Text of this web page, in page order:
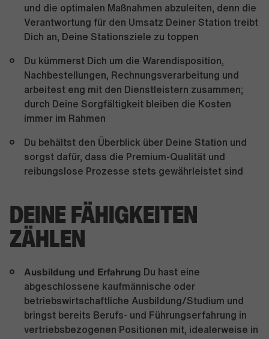
und die optimalen Maßnahmen abzuleiten, denn die
Verantwortung für den Umsatz Deiner Station treibt
Dich an, Deine Stationsziele zu toppen
Du kümmerst Dich um die Warendisposition,
Nachbestellungen, Rechnungsverarbeitung und
arbeitest eng mit den Dienstleistern zusammen;
durch Deine Sorgfältigkeit bleiben die Kosten
immer im Rahmen
Du behältst den Überblick über Deine Station und
sorgst dafür, dass die Premium-Qualität und
reibungslose Prozesse stets gewährleistet sind
DEINE FÄHIGKEITEN
ZÄHLEN
Ausbildung und Erfahrung Du hast eine
abgeschlossene kaufmännische oder
betriebswirtschaftliche Ausbildung/Studium und
bringst bereits Berufs- und Führungserfahrung in
vertriebsbezogenen Positionen mit, idealerweise in